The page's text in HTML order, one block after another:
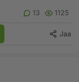
13 1125
Jaa